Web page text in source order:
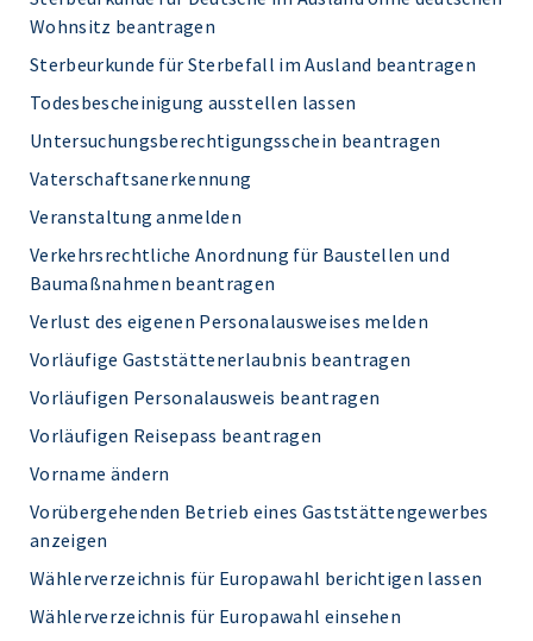
Wohnsitz beantragen
Sterbeurkunde für Sterbefall im Ausland beantragen
Todesbescheinigung ausstellen lassen
Untersuchungsberechtigungsschein beantragen
Vaterschaftsanerkennung
Veranstaltung anmelden
Verkehrsrechtliche Anordnung für Baustellen und
Baumaßnahmen beantragen
Verlust des eigenen Personalausweises melden
Vorläufige Gaststättenerlaubnis beantragen
Vorläufigen Personalausweis beantragen
Vorläufigen Reisepass beantragen
Vorname ändern
Vorübergehenden Betrieb eines Gaststättengewerbes
anzeigen
Wählerverzeichnis für Europawahl berichtigen lassen
Wählerverzeichnis für Europawahl einsehen